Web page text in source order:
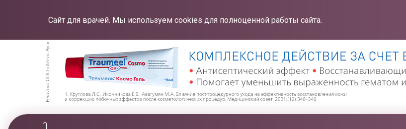
Сайт для врачей. Мы используем cookies для полноценной работы сайта.